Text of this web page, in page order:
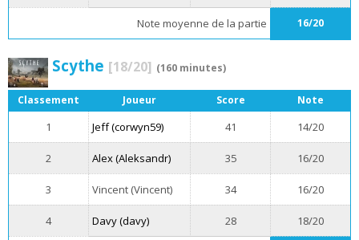
Note moyenne de la partie 16/20
Scythe [18/20] (160 minutes)
Classement Joueur Score Note
1 Jeff (corwyn59) 41 14/20
2 Alex (Aleksandr) 35 16/20
3 Vincent (Vincent) 34 16/20
4 Davy (davy) 28 18/20